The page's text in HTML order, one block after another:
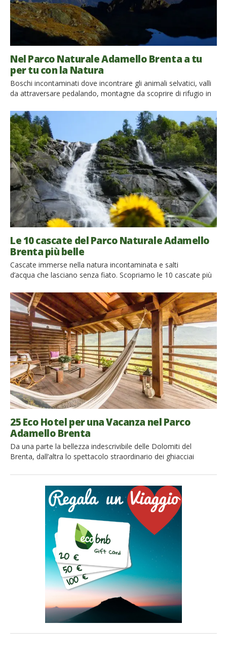
Nel Parco Naturale Adamello Brenta a tu
per tu con la Natura
Boschi incontaminati dove incontrare gli animali selvatici, valli
da attraversare pedalando, montagne da scoprire di rifugio in
la più vasta area protetta del Trentino! Avete voglia di un break
a contatto con la natura? Il Parco Adamello Brenta Geopark,
nel cuore del Trentino, è il posto […]
Le 10 cascate del Parco Naturale Adamello
Brenta più belle
Cascate immerse nella natura incontaminata e salti
d’acqua che lasciano senza fiato. Scopriamo le 10 cascate più
nostre destinazioni preferite del Trentino c’è sicuramente il
Parco Naturale Adamello Brenta, un luogo dove la natura
regala spettacoli unici e incontri inaspettati, mostrando in ogni
angolo la sua bellezza incontaminata. Sono […]
25 Eco Hotel per una Vacanza nel Parco
Adamello Brenta
Da una parte la bellezza indescrivibile delle Dolomiti del
Brenta, dall’altra lo spettacolo straordinario dei ghiacciai
verde, laghi, boschi di conifere, cascate e malghe: il Parco
Adamello Brenta è l’area protteta più vasta del Trentino e una
destinazione perfetta per una vacanza tra relax e natura, in […]